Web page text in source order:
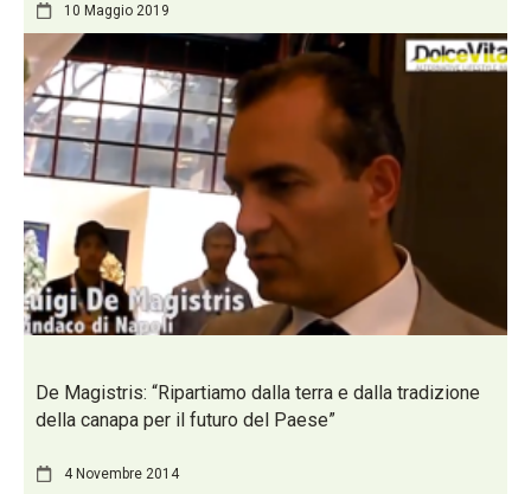
10 Maggio 2019
De Magistris: “Ripartiamo dalla terra e dalla tradizione
della canapa per il futuro del Paese”
4 Novembre 2014